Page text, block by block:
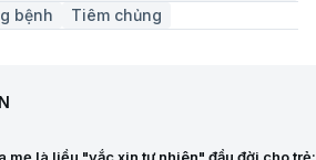
bệnh Tiêm chủng